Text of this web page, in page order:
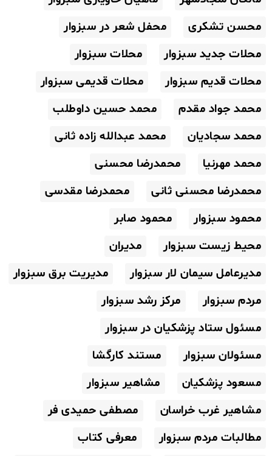
محسن تشکری
محفل شعر در سبزوار
محلات جدید سبزوار
محلات سبزوار
محلات قدیم سبزوار
محلات قدیمی سبزوار
محمد جواد مقدم
محمد حسین داوطلب
محمد سجادیان
محمد عبدالله زاده ثانی
محمد مهرنیا
محمدرضا محسنی
محمدرضا محسنی ثانی
محمدرضا مقدسی
محمود سبزوار
محمود صابر
محیط زیست سبزوار
مدیران
مدیرعامل سیمان لار سبزوار
مدیریت برق سبزوار
مردم سبزوار
مرکز رشد سبزوار
مسئول ستاد پزشکیان در سبزوار
مسئولان سبزوار
مستند کارگشا
مسعود پزشکیان
مشاهیر سبزوار
مشاهیر غرب خراسان
مصطفی حمیدی فر
مطالبات مردم سبزوار
معرفی کتاب